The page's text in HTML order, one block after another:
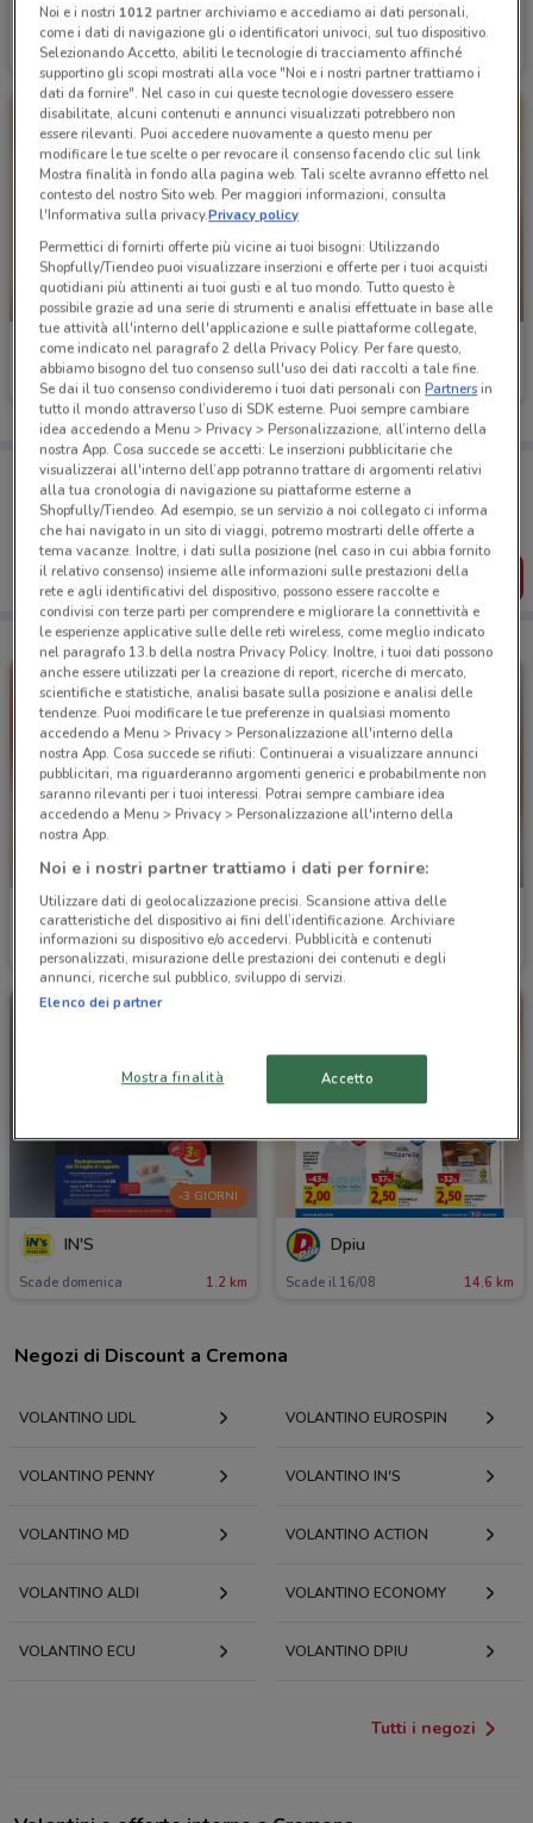
Aldi
Scade domenica 2.1 km
MD
Scade domenica
NUOVO
Action
Scade martedì 12.6 km
NUOVO
PENNY
Scade mercoledì 959 m
Porta DoveConviene sempre con te!
Puoi trovare le migliori offerte dei negozi vicino a te,
salvarle e creare la tua lista del risparmio, comodamente
dal tuo cellulare.
SCARICA L’APP
PENNY
Scade mercoledì 959 m
Eurospin
Scade domenica
-3 GIORNI
IN'S
Scade domenica 1.2 km
Dpiu
Scade il 16/08 14.6 km
Negozi di Discount a Cremona
VOLANTINO LIDL VOLANTINO EUROSPIN
VOLANTINO PENNY VOLANTINO IN'S
VOLANTINO MD VOLANTINO ACTION
VOLANTINO ALDI VOLANTINO ECONOMY
VOLANTINO ECU VOLANTINO DPIU
Tutti i negozi
Noi e i nostri 1012partner archiviamo e accediamo ai dati personali,
come i dati di navigazione gli o identificatori univoci, sul tuo dispositivo.
Selezionando Accetto, abiliti le tecnologie di tracciamento affinché
supportino gli scopi mostrati alla voce "Noi e i nostri partner trattiamo i
dati da fornire". Nel caso in cui queste tecnologie dovessero essere
disabilitate, alcuni contenuti e annunci visualizzati potrebbero non
essere rilevanti. Puoi accedere nuovamente a questo menu per
modificare le tue scelte o per revocare il consenso facendo clic sul link
Mostra finalità in fondo alla pagina web. Tali scelte avranno effetto nel
contesto del nostro Sito web. Per maggiori informazioni, consulta
l'Informativa sulla privacy.Privacy policy
Permettici di fornirti offerte più vicine ai tuoi bisogni: Utilizzando
Shopfully/Tiendeo puoi visualizzare inserzioni e offerte per i tuoi acquisti
quotidiani più attinenti ai tuoi gusti e al tuo mondo. Tutto questo è
possibile grazie ad una serie di strumenti e analisi effettuate in base alle
tue attività all'interno dell'applicazione e sulle piattaforme collegate,
come indicato nel paragrafo 2 della Privacy Policy. Per fare questo,
abbiamo bisogno del tuo consenso sull'uso dei dati raccolti a tale fine.
Se dai il tuo consenso condivideremo i tuoi dati personali conPartnersin
tutto il mondo attraverso l’uso di SDK esterne. Puoi sempre cambiare
idea accedendo a Menu > Privacy > Personalizzazione, all’interno della
nostra App. Cosa succede se accetti: Le inserzioni pubblicitarie che
visualizzerai all'interno dell’app potranno trattare di argomenti relativi
alla tua cronologia di navigazione su piattaforme esterne a
Shopfully/Tiendeo. Ad esempio, se un servizio a noi collegato ci informa
che hai navigato in un sito di viaggi, potremo mostrarti delle offerte a
tema vacanze. Inoltre, i dati sulla posizione (nel caso in cui abbia fornito
il relativo consenso) insieme alle informazioni sulle prestazioni della
rete e agli identificativi del dispositivo, possono essere raccolte e
condivisi con terze parti per comprendere e migliorare la connettività e
le esperienze applicative sulle delle reti wireless, come meglio indicato
nel paragrafo 13.b della nostra Privacy Policy. Inoltre, i tuoi dati possono
anche essere utilizzati per la creazione di report, ricerche di mercato,
scientifiche e statistiche, analisi basate sulla posizione e analisi delle
tendenze. Puoi modificare le tue preferenze in qualsiasi momento
accedendo a Menu > Privacy > Personalizzazione all'interno della
nostra App. Cosa succede se rifiuti: Continuerai a visualizzare annunci
pubblicitari, ma riguarderanno argomenti generici e probabilmente non
saranno rilevanti per i tuoi interessi. Potrai sempre cambiare idea
accedendo a Menu > Privacy > Personalizzazione all'interno della
nostra App.
Noi e i nostri partner trattiamo i dati per fornire:
Utilizzare dati di geolocalizzazione precisi. Scansione attiva delle
caratteristiche del dispositivo ai fini dell’identificazione. Archiviare
informazioni su dispositivo e/o accedervi. Pubblicità e contenuti
personalizzati, misurazione delle prestazioni dei contenuti e degli
annunci, ricerche sul pubblico, sviluppo di servizi.
Elenco dei partner
Mostra finalità Accetto